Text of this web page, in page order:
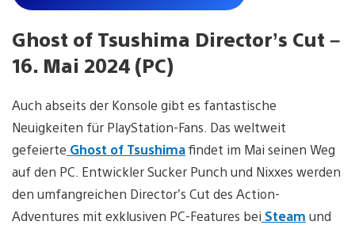
Ghost of Tsushima Director’s Cut –
16. Mai 2024 (PC)
Auch abseits der Konsole gibt es fantastische
Neuigkeiten für PlayStation-Fans. Das weltweit
gefeierte Ghost of Tsushimafindet im Mai seinen Weg
auf den PC. Entwickler Sucker Punch und Nixxes werden
den umfangreichen Director’s Cut des Action-
Adventures mit exklusiven PC-Features bei Steam und